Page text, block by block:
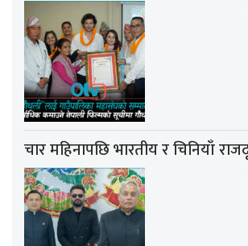
चार महिनापछि भारतीय र चिनियाँ